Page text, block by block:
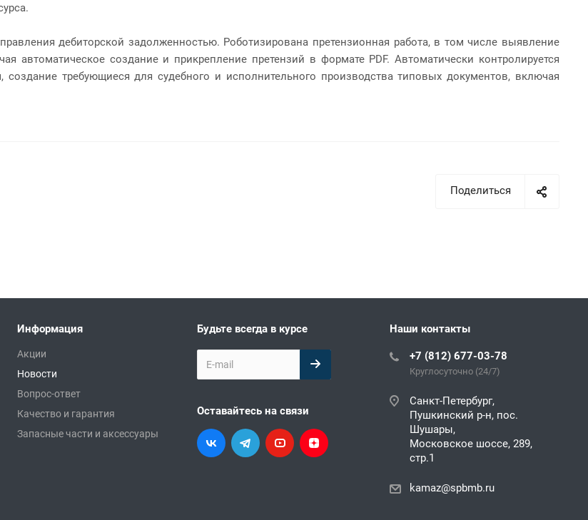
дебиторской задолженностью. Роботизирована претензионная работа, в том числе выявление
автоматическое создание и прикрепление претензий в формате PDF. Автоматически контролируется
требующиеся для судебного и исполнительного производства типовых документов, включая
Поделиться
Информация
Акции
Новости
Вопрос-ответ
Качество и гарантия
Запасные части и аксессуары
Будьте всегда в курсе
Оставайтесь на связи
Наши контакты
+7 (812) 677-03-78
Круглосуточно (24/7)
Санкт-Петербург,
Пушкинский р-н, пос.
Шушары,
Московское шоссе, 289,
стр.1
kamaz@spbmb.ru